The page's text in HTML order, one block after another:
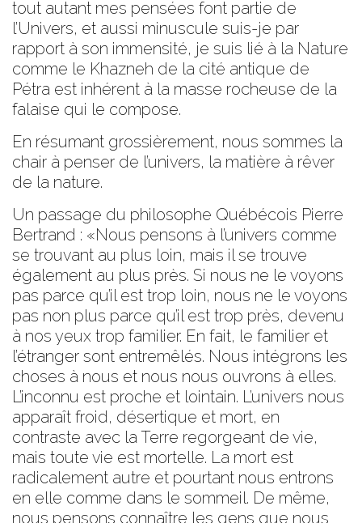
tout autant mes pensées font partie de
l’Univers, et aussi minuscule suis-je par
rapport à son immensité, je suis lié à la Nature
comme le Khazneh de la cité antique de
Pétra est inhérent à la masse rocheuse de la
falaise qui le compose.
En résumant grossièrement, nous sommes la
chair à penser de l’univers, la matière à rêver
de la nature.
Un passage du philosophe Québécois Pierre
Bertrand : «Nous pensons à l’univers comme
se trouvant au plus loin, mais il se trouve
également au plus près. Si nous ne le voyons
pas parce qu’il est trop loin, nous ne le voyons
pas non plus parce qu’il est trop près, devenu
à nos yeux trop familier. En fait, le familier et
l’étranger sont entremêlés. Nous intégrons les
choses à nous et nous nous ouvrons à elles.
L’inconnu est proche et lointain. L’univers nous
apparaît froid, désertique et mort, en
contraste avec la Terre regorgeant de vie,
mais toute vie est mortelle. La mort est
radicalement autre et pourtant nous entrons
en elle comme dans le sommeil. De même,
nous pensons connaître les gens que nous